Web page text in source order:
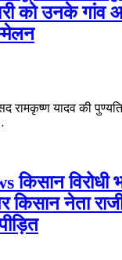
को उनके गांव
रामकृष्ण यादव की
विरोधी
किसान नेता